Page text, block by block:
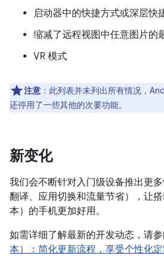
启动器中的快捷方式或深层快
缩减了远程视图中任意图片的
VR 模式
注意 ：此列表并未列出所有情况，
还停用了一些其他的次要功能。
新变化
我们会不断针对入门级设备推出更
翻译、应用切换和流量节省），让
本）的手机更加好用。
如需详细了解最新的开发动态，请参
本）：简化更新流程，享受个性化